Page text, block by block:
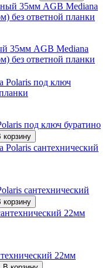
35мм AGB Mediana
без ответной планки
под ключ буратино
корзину
сантехнический
корзину
22мм